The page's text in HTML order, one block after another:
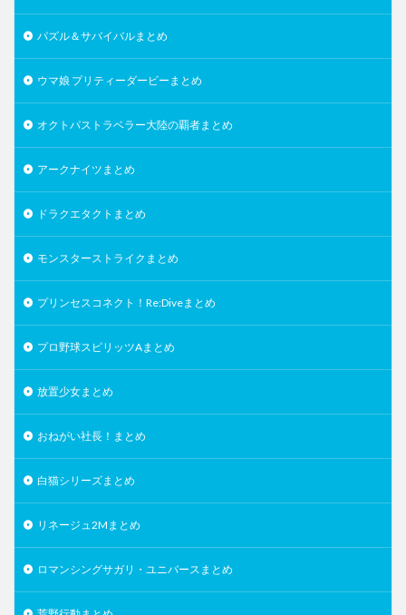
パズル＆サバイバルまとめ
ウマ娘 プリティーダービーまとめ
オクトパストラベラー大陸の覇者まとめ
アークナイツまとめ
ドラクエタクトまとめ
モンスターストライクまとめ
プリンセスコネクト！Re:Diveまとめ
プロ野球スピリッツAまとめ
放置少女まとめ
おねがい社長！まとめ
白猫シリーズまとめ
リネージュ2Mまとめ
ロマンシングサガリ・ユニバースまとめ